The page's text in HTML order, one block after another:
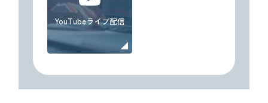
YouTubeライブ配信